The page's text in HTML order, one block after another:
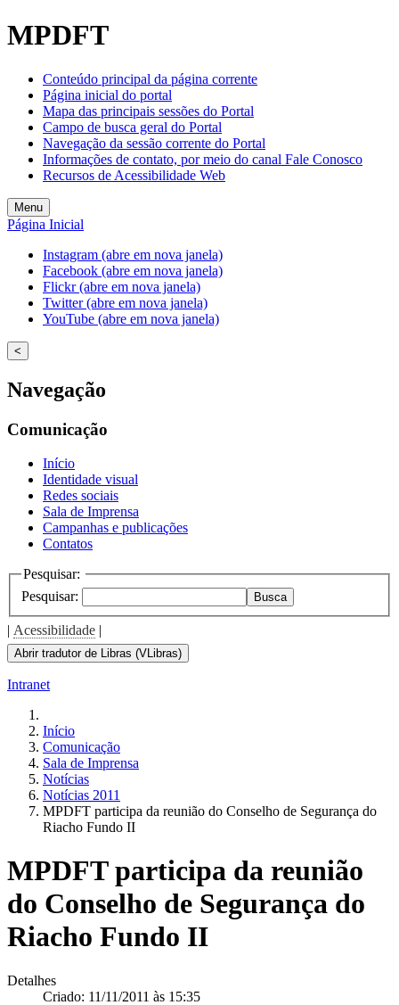
Welcome
to
One
Accessibility
screen
reader.
start
All
in
One
Accessibility
screen
reader,
press
"Ctrl
/".
This
shortcut
activates
screen
help
navigate
interact
the
content.
MPDFT
Conteúdo principal da página corrente
Página inicial do portal
Mapa das principais sessões do Portal
Campo de busca geral do Portal
Navegação da sessão corrente do Portal
Informações de contato, por meio do canal Fale Conosco
Recursos de Acessibilidade Web
Menu
Página Inicial
Instagram (abre em nova janela)
Facebook (abre em nova janela)
Flickr (abre em nova janela)
Twitter (abre em nova janela)
YouTube (abre em nova janela)
<
Navegação
Comunicação
Início
Identidade visual
Redes sociais
Sala de Imprensa
Campanhas e publicações
Contatos
Pesquisar:
Pesquisar:
Busca
| Acessibilidade |
Abrir tradutor de Libras (VLibras)
Intranet
Início
Comunicação
Sala de Imprensa
Notícias
Notícias 2011
MPDFT participa da reunião do Conselho de Segurança do
Riacho Fundo II
MPDFT participa da reunião
do Conselho de Segurança do
Riacho Fundo II
Detalhes
Criado: 11/11/2011 às 15:35